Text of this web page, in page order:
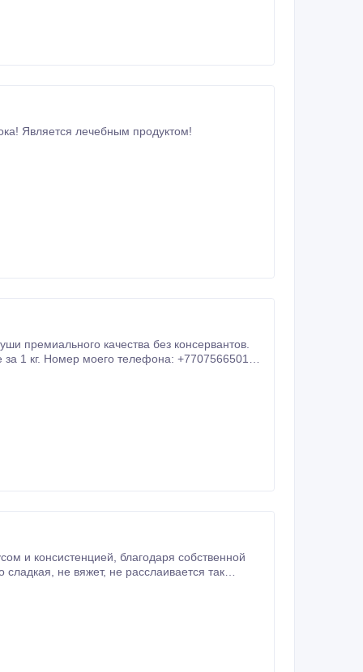
Является лечебным продуктом!
премиального качества без консервантов.
1 кг. Номер моего телефона: +77075665019.
благодаря собственной
так